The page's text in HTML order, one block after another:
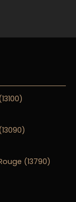
(13790)